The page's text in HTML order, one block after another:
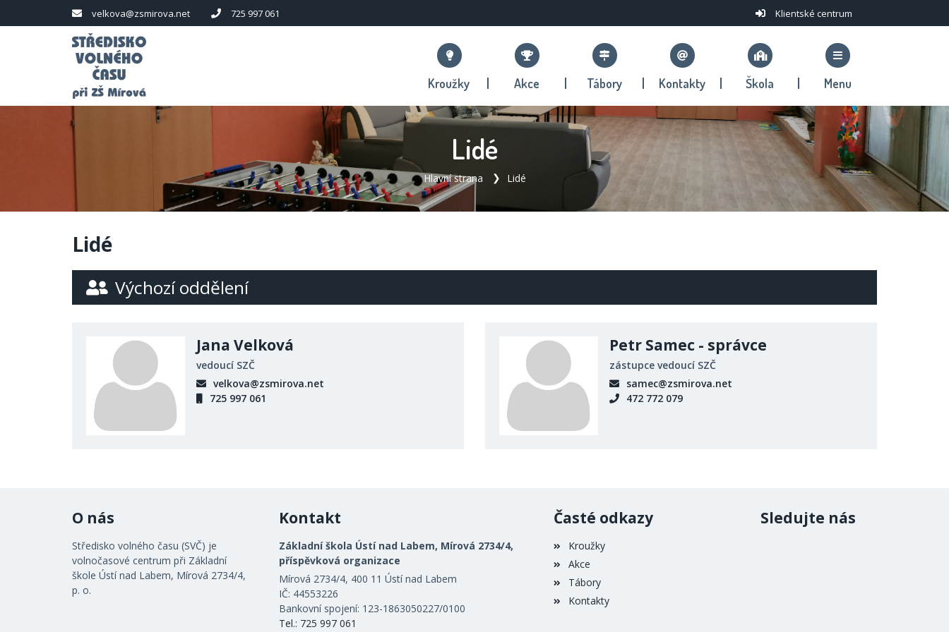
velkova@zsmirova.net 725 997 061 Klientské centrum
Kroužky Akce Tábory Kontakty Škola Menu
Lidé
Hlavní strana Lidé
Lidé
Výchozí oddělení
Jana Velková
vedoucí SZČ
velkova@zsmirova.net
725 997 061
Petr Samec - správce
zástupce vedoucí SZČ
samec@zsmirova.net
472 772 079
O nás
Středisko volného času (SVČ) je
volnočasové centrum při Základní
škole Ústí nad Labem, Mírová 2734/4,
p. o.
Kontakt
Základní škola Ústí nad Labem, Mírová 2734/4,
příspěvková organizace
Mírová 2734/4, 400 11 Ústí nad Labem
IČ: 44553226
Bankovní spojení: 123-1863050227/0100
Tel.: 725 997 061
Časté odkazy
Kroužky
Akce
Tábory
Kontakty
Sledujte nás